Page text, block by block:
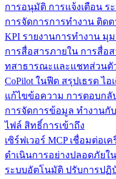
การอนุมัติ การแจ้งเตือน ร
การจัดการการทำงาน ติด
KPI รายงานการทำงาน มุ
การสื่อสารภายใน การสื่อ
ทสาธารณะและแชทส่วนตั
CoPilot ในฟีด สรุปเธรด ไอ
แก้ไขข้อความ การตอบกลั
การจัดการข้อมูล ทำงานกั
ไฟล์ สิทธิ์การเข้าถึง
เซิร์ฟเวอร์ MCP เชื่อมต่อเ
ดำเนินการอย่างปลอดภัย
ระบบอัตโนมัติ ปรับการปฏิ